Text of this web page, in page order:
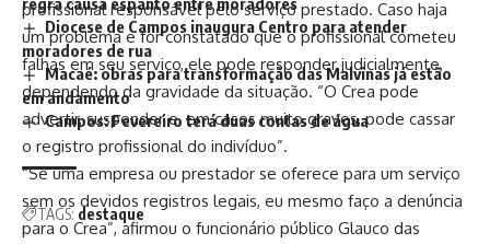
profissional responsável pelo serviço prestado. Caso haja
um problema e for constatado que o profissional cometeu
falhas em seu serviço, ele pode responder judicialmente,
dependendo da gravidade da situação. “O Crea pode
advertir, suspender e, em casos muito graves, pode cassar
o registro profissional do indivíduo”.
“Se uma empresa ou prestador se oferece para um serviço
sem os devidos registros legais, eu mesmo faço a denúncia
para o Crea”, afirmou o funcionário público Glauco das
Diocese de Campos inaugura Centro para atender
moradores de rua
Macaé: obras para transformação das Malvinas já estão
em andamento
Campos: Fevereiro terá duas contas de água
TAGS: destaque